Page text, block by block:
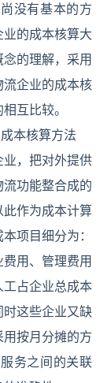
没有基本的方
的成本核算大
的理解，采用
企业的成本核
互比较。
本核算方法
，把对外提供
功能整合成的
作为成本计算
项目细分为：
用、管理费用
占企业总成本
这些企业又缺
按月分摊的方
务之间的关联